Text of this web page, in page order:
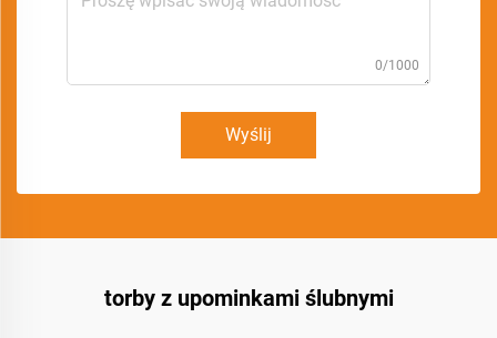
0/1000
Wyślij
torby z upominkami ślubnymi